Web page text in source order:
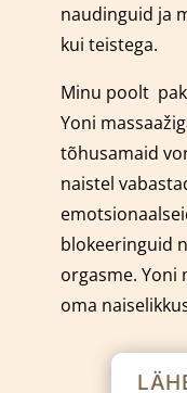
naudinguid ja
kui teistega.
Minu poolt
Yoni
tõhusamaid
naistel
blokeeringuid
orgasme. Yoni
oma